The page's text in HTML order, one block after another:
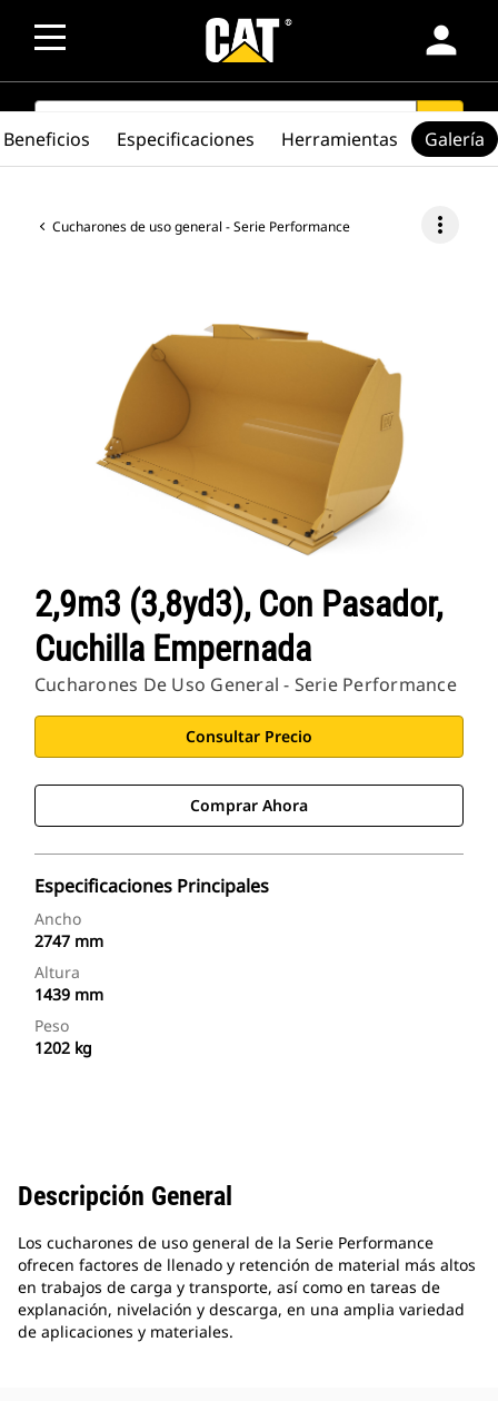
person
SEARCH search
Cucharones de uso general - Serie Performance more_vert
2,9m3 (3,8yd3), Con Pasador,
Cuchilla Empernada
Cucharones De Uso General - Serie Performance
Consultar Precio
Comprar Ahora
Especificaciones Principales
Ancho
2747 mm
Altura
1439 mm
Peso
1202 kg
Beneficios Especificaciones Herramientas Galería
Descripción General
Los cucharones de uso general de la Serie Performance
ofrecen factores de llenado y retención de material más altos
en trabajos de carga y transporte, así como en tareas de
explanación, nivelación y descarga, en una amplia variedad
de aplicaciones y materiales.